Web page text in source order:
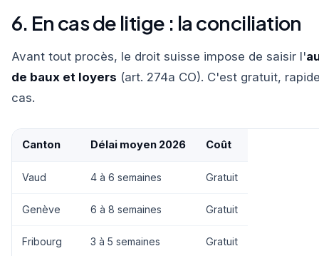
6. En cas de litige : la conciliation
Avant tout procès, le droit suisse impose de saisir l'
de baux et loyers (art. 274a CO). C'est gratuit,
cas.
Canton Délai moyen 2026 Coût
Vaud 4 à 6 semaines Gratuit
Genève 6 à 8 semaines Gratuit
Fribourg 3 à 5 semaines Gratuit